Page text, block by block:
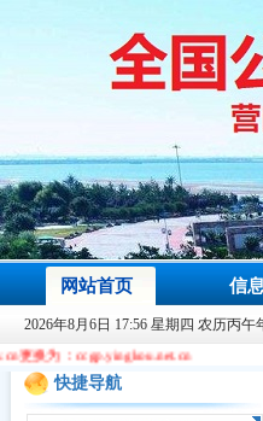
网站首页 信
2026年8月6日 17:56 星期四 农历丙午
快捷导航